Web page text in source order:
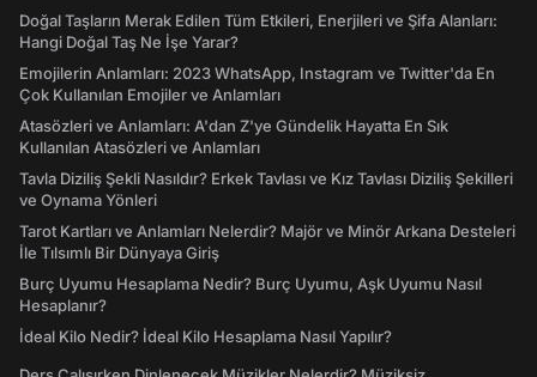
Doğal Taşların Merak Edilen Tüm Etkileri, Enerjileri ve Şifa Alanları:
Hangi Doğal Taş Ne İşe Yarar?
Emojilerin Anlamları: 2023 WhatsApp, Instagram ve Twitter'da En
Çok Kullanılan Emojiler ve Anlamları
Atasözleri ve Anlamları: A'dan Z'ye Gündelik Hayatta En Sık
Kullanılan Atasözleri ve Anlamları
Tavla Diziliş Şekli Nasıldır? Erkek Tavlası ve Kız Tavlası Diziliş Şekilleri
ve Oynama Yönleri
Tarot Kartları ve Anlamları Nelerdir? Majör ve Minör Arkana Desteleri
İle Tılsımlı Bir Dünyaya Giriş
Burç Uyumu Hesaplama Nedir? Burç Uyumu, Aşk Uyumu Nasıl
Hesaplanır?
İdeal Kilo Nedir? İdeal Kilo Hesaplama Nasıl Yapılır?